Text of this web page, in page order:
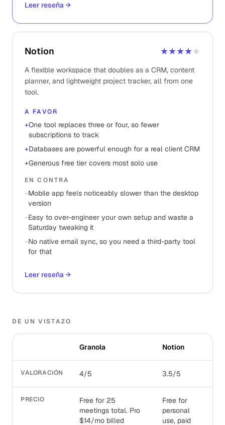
Leer reseña →
Notion ★★★★★
A flexible workspace that doubles as a CRM, content
planner, and lightweight project tracker, all from one
tool.
A FAVOR
+One tool replaces three or four, so fewer
subscriptions to track
+Databases are powerful enough for a real client CRM
+Generous free tier covers most solo use
EN CONTRA
−Mobile app feels noticeably slower than the desktop
version
−Easy to over-engineer your own setup and waste a
Saturday tweaking it
−No native email sync, so you need a third-party tool
for that
Leer reseña →
DE UN VISTAZO
Granola Notion
VALORACIÓN 4/5 3.5/5
PRECIO
Free for 25
meetings total. Pro
$14/mo billed
Free for
personal
use, paid